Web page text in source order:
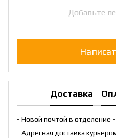
Добавьте
Доставка
- Новой почтой в отделение
- Адресная доставка